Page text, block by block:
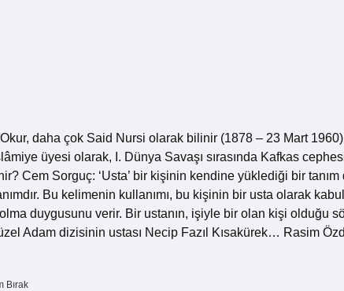
daha çok Said Nursi olarak bilinir (1878 – 23 Mart
üyesi olarak, I. Dünya Savaşı sırasında Kafkas
Cem Sorguç: ‘Usta’ bir kişinin kendine yüklediği bir tanım
Bu kelimenin kullanımı, bu kişinin bir usta olarak
duygusunu verir. Bir ustanın, işiyle bir olan kişi olduğu
Adam dizisinin ustası Necip Fazıl Kısakürek… Rasim
Bırak